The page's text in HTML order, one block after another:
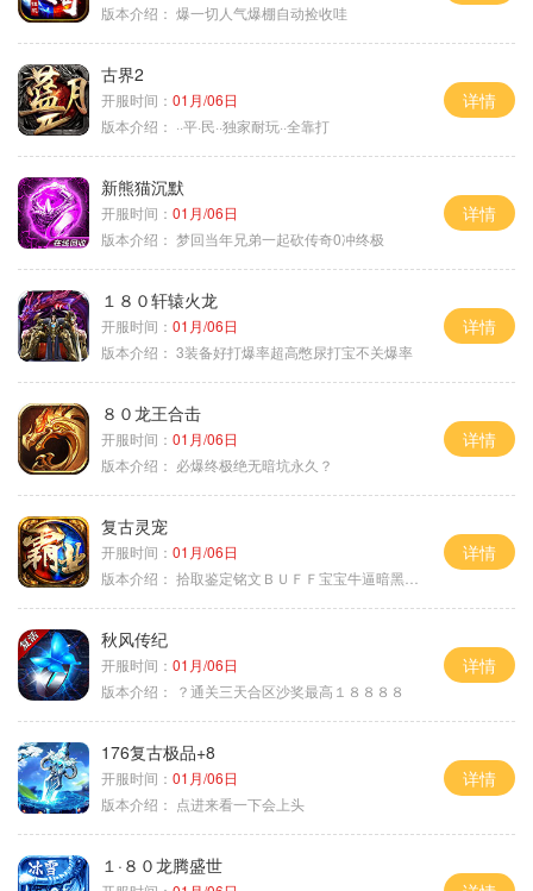
版本介绍： 爆一切人气爆棚自动捡收哇
古界2
开服时间： 01月/06日
版本介绍： ··平·民··独家耐玩··全靠打
详情
新熊猫沉默
开服时间： 01月/06日
版本介绍： 梦回当年兄弟一起砍传奇0冲终极
详情
１８０轩辕火龙
开服时间： 01月/06日
版本介绍： 3装备好打爆率超高憋尿打宝不关爆率
详情
８０龙王合击
开服时间： 01月/06日
版本介绍： 必爆终极绝无暗坑永久？
详情
复古灵宠
开服时间： 01月/06日
版本介绍： 拾取鉴定铭文ＢＵＦＦ宝宝牛逼暗黑属性
详情
秋风传纪
开服时间： 01月/06日
版本介绍：
？通关三天合区沙奖最高１８８８８
详情
176复古极品+8
开服时间： 01月/06日
版本介绍： 点进来看一下会上头
详情
１·８０龙腾盛世